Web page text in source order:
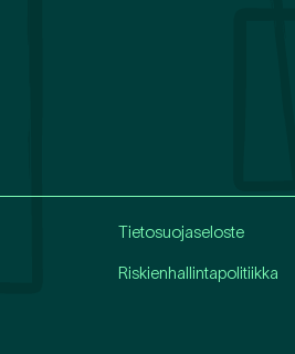
Tietosuojaseloste
Riskienhallintapolitiikka